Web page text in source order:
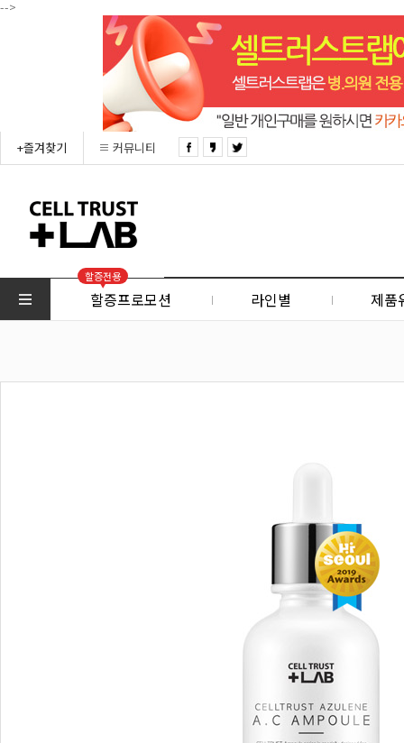
-->
+즐겨찾기 커뮤니티
할증전용
할증프로모션 라인별 제품